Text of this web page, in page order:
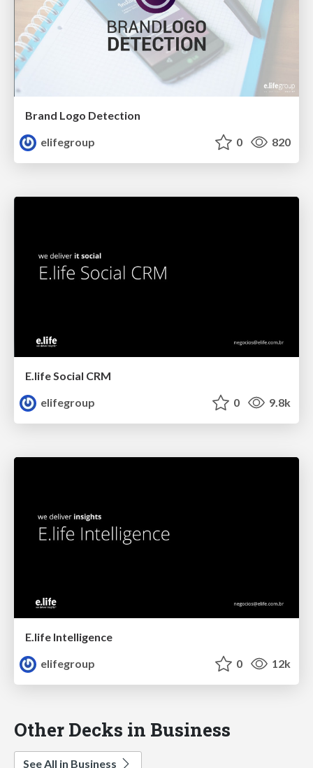
Brand Logo Detection
elifegroup
0 820
E.life Social CRM
elifegroup
0 9.8k
E.life Intelligence
elifegroup
0 12k
Other Decks in Business
See All in Business